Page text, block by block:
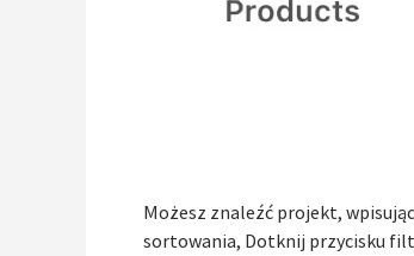
Możesz znaleźć projekt,
sortowania, Dotknij przycisku